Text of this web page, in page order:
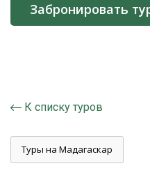
Забронировать
К списку туров
Туры на Мадагаскар